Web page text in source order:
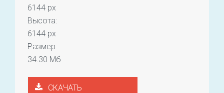
6144 px
Высота:
6144 px
Размер:
34.30 Мб
СКАЧАТЬ